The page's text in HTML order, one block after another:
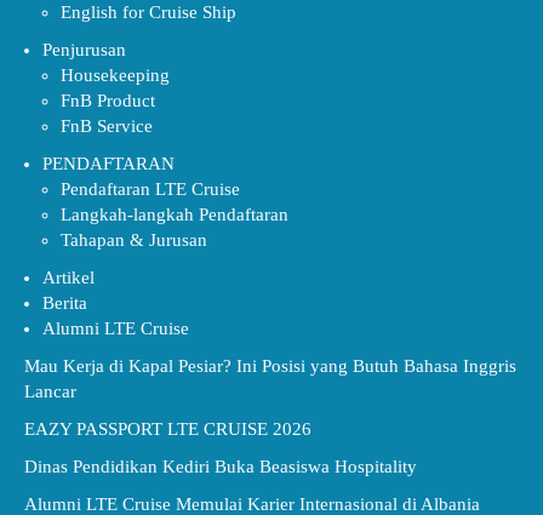
English for Cruise Ship
Penjurusan
Housekeeping
FnB Product
FnB Service
PENDAFTARAN
Pendaftaran LTE Cruise
Langkah-langkah Pendaftaran
Tahapan & Jurusan
Artikel
Berita
Alumni LTE Cruise
Mau Kerja di Kapal Pesiar? Ini Posisi yang Butuh Bahasa Inggris
Lancar
EAZY PASSPORT LTE CRUISE 2026
Dinas Pendidikan Kediri Buka Beasiswa Hospitality
Alumni LTE Cruise Memulai Karier Internasional di Albania